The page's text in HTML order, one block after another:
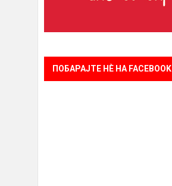
ПОБАРАЈТЕ НÈ НА FACEBOOK